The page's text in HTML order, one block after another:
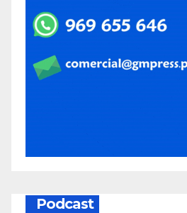
Podcast